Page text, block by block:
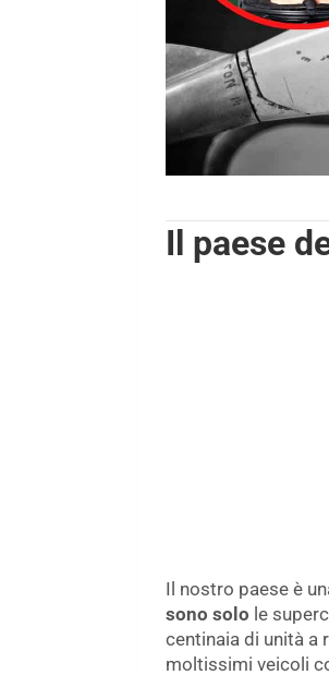
Il paese
Il nostro paese è
sono solo le
centinaia di unità a
moltissimi veicoli